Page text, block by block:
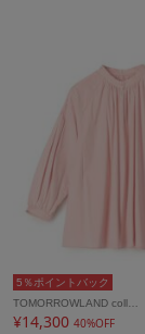
5％ポイントバック
TOMORROWLAND coll…
¥14,300 40%OFF